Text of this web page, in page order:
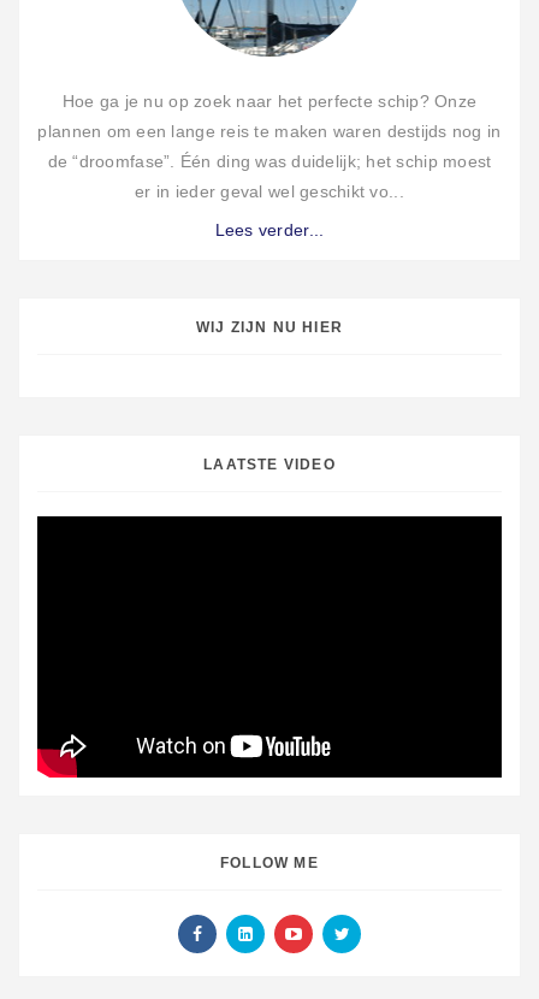
Hoe ga je nu op zoek naar het perfecte schip? Onze
plannen om een lange reis te maken waren destijds nog in
de “droomfase”. Één ding was duidelijk; het schip moest
er in ieder geval wel geschikt vo...
Lees verder...
WIJ ZIJN NU HIER
LAATSTE VIDEO
FOLLOW ME